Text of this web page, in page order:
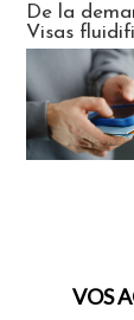
De la
Visas
VOS